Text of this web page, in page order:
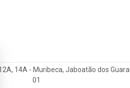
14A - Muribeca, Jaboatão dos
01